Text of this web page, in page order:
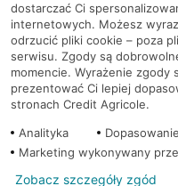
Regulamin serwisu
Mapa serwisu
PolitykaCookies
© 2026 Credit Agricole Bank
dostarczać Ci
internetowych. Możesz
odrzucić pliki cookie – poza
serwisu. Zgody są
momencie. Wyrażenie zgody
prezentować Ci lepiej
stronach Credit Agricole.
Analityka
Marketing wykonywany
Zobacz szczegóły zgód